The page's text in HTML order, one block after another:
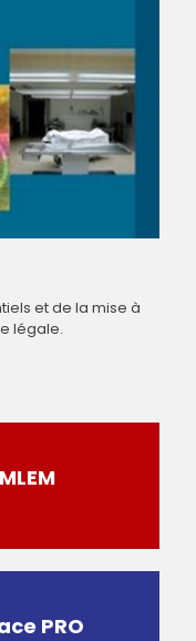
et de la mise à
légale.
PRO